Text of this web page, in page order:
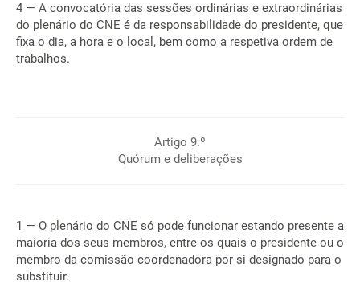
4 — A convocatória das sessões ordinárias e extraordinárias
do plenário do CNE é da responsabilidade do presidente, que
fixa o dia, a hora e o local, bem como a respetiva ordem de
trabalhos.
Artigo 9.º
Quórum e deliberações
1 — O plenário do CNE só pode funcionar estando presente a
maioria dos seus membros, entre os quais o presidente ou o
membro da comissão coordenadora por si designado para o
substituir.